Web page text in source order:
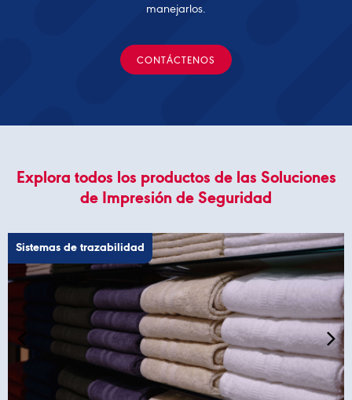
manejarlos.
CONTÁCTENOS
Explora todos los productos de las Soluciones
de Impresión de Seguridad
Sistemas de trazabilidad